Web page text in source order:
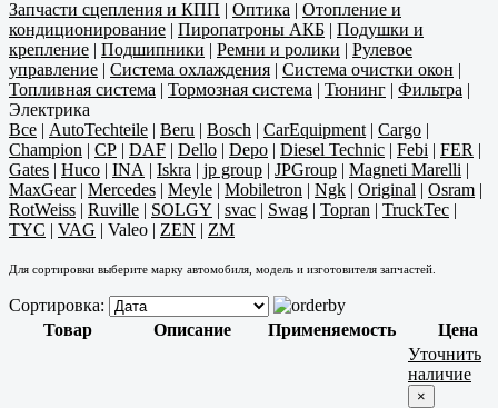
Запчасти сцепления и КПП | Оптика | Отопление и
кондиционирование | Пиропатроны АКБ | Подушки и
крепление | Подшипники | Ремни и ролики | Рулевое
управление | Система охлаждения | Система очистки окон |
Топливная система | Тормозная система | Тюнинг | Фильтра |
Электрика
Все | AutoTechteile | Beru | Bosch | CarEquipment | Cargo |
Champion | CP | DAF | Dello | Depo | Diesel Technic | Febi | FER |
Gates | Huco | INA | Iskra | jp group | JPGroup | Magneti Marelli |
MaxGear| Mercedes | Meyle | Mobiletron | Ngk | Original | Osram |
RotWeiss | Ruville | SOLGY | svac | Swag | Topran | TruckTec |
TYC | VAG | Valeo | ZEN | ZM
Для сортировки выберите марку автомобиля, модель и изготовителя запчастей.
Сортировка:
Товар
Описание Применяемость Цена
Уточнить
наличие
×